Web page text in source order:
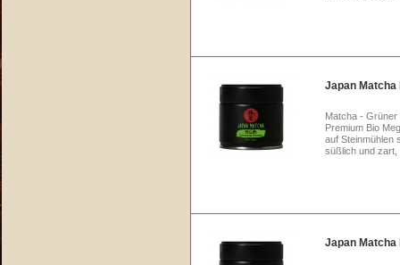
Japan Matcha
Matcha - Grüner
Premium Bio
auf Steinmühlen
süßlich und zart,
Japan Matcha